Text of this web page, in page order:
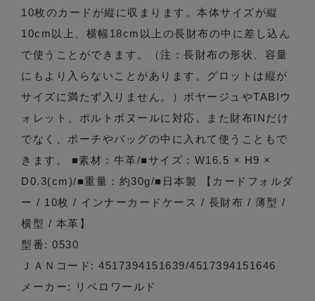
10枚のカードが縦に収まります。本体サイズが縦
10cm以上、横幅18cm以上の長財布の中に差し込ん
で使うことができます。（注：長財布の形状、容量
にもより入らないことがあります。グロットは縦が
サイズに満たず入りません。）ボヤージュやTABIウ
ォレット、ポルトボヌールに対応。また財布INだけ
でなく、ポーチやバッグの中に入れて使うこともで
きます。 ■素材：牛革/■サイズ：W16.5 × H9 ×
D0.3(cm)/■重量：約30g/■日本製 【カードフォルダ
ー / 10枚 / インナーカードケース / 長財布 / 薄型 /
横型 / 本革】
型番: 0530
ＪＡＮコード: 4517394151639/4517394151646
メーカー: リベロワールド